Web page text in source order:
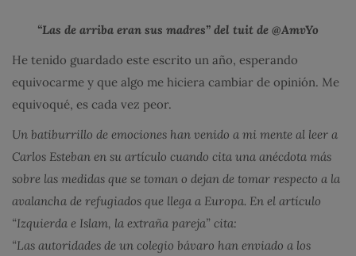
“Las de arriba eran sus madres” del tuit de @AmvYo
He tenido guardado este escrito un año, esperando
equivocarme y que algo me hiciera cambiar de opinión. Me
equivoqué, es cada vez peor.
Un batiburrillo de emociones han venido a mi mente al leer a
Carlos Esteban en su artículo cuando cita una anécdota más
sobre las medidas que se toman o dejan de tomar respecto a la
avalancha de refugiados que llega a Europa. En el artículo
“Izquierda e Islam, la extraña pareja” cita:
“Las autoridades de un colegio bávaro han enviado a los